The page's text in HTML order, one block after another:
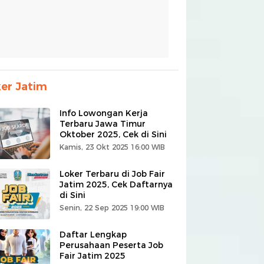
Jatim
Info Lowongan Kerja
Terbaru Jawa Timur
Oktober 2025, Cek di Sini
Kamis, 23 Okt 2025 16:00 WIB
Loker Terbaru di Job Fair
Jatim 2025, Cek Daftarnya
di Sini
Senin, 22 Sep 2025 19:00 WIB
Daftar Lengkap
Perusahaan Peserta Job
Fair Jatim 2025